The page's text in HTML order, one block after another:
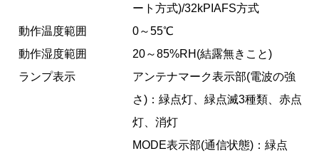
ート方式)/32kPIAFS方式
動作温度範囲
0～55℃
動作湿度範囲
20～85%RH(結露無きこと)
ランプ表示
アンテナマーク表示部(電波の強
さ)：緑点灯、緑点滅3種類、赤点
灯、消灯
MODE表示部(通信状態)：緑点